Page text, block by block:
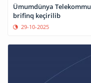
Ümumdünya
brifinq keçirilib
29-10-2025